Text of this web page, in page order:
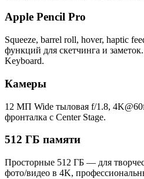
Apple Pencil Pro
Squeeze, barrel roll, hover, haptic
функций для скетчинга и
Keyboard.
Камеры
12 МП Wide тыловая f/1.8,
фронталка с Center Stage.
512 ГБ памяти
Просторные 512 ГБ — для
фото/видео в 4K,